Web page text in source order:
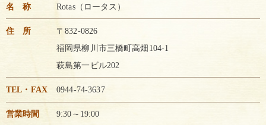
名 称 Rotas（ロータス）
住 所
〒832-0826
福岡県柳川市三橋町高畑104-1
萩島第一ビル202
TEL・FAX 0944-74-3637
営業時間 9:30～19:00